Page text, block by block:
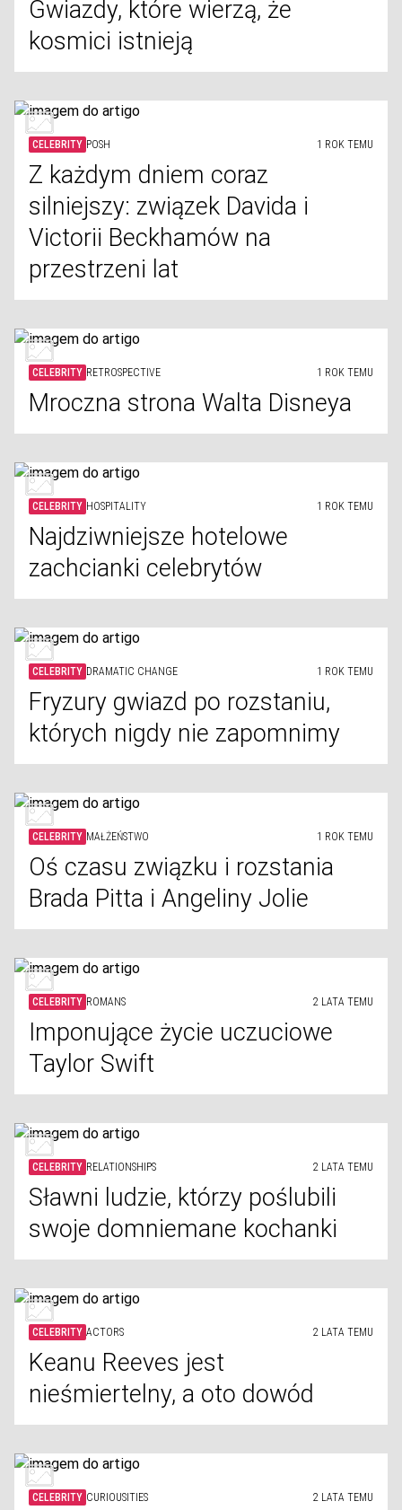
Gwiazdy, które wierzą, że
kosmici istnieją
CELEBRITY POSH 1 ROK TEMU
Z każdym dniem coraz
silniejszy: związek Davida i
Victorii Beckhamów na
przestrzeni lat
CELEBRITY RETROSPECTIVE 1 ROK TEMU
Mroczna strona Walta Disneya
CELEBRITY HOSPITALITY 1 ROK TEMU
Najdziwniejsze hotelowe
zachcianki celebrytów
CELEBRITY DRAMATIC CHANGE 1 ROK TEMU
Fryzury gwiazd po rozstaniu,
których nigdy nie zapomnimy
CELEBRITY MAŁŻEŃSTWO 1 ROK TEMU
Oś czasu związku i rozstania
Brada Pitta i Angeliny Jolie
CELEBRITY ROMANS 2 LATA TEMU
Imponujące życie uczuciowe
Taylor Swift
CELEBRITY RELATIONSHIPS 2 LATA TEMU
Sławni ludzie, którzy poślubili
swoje domniemane kochanki
CELEBRITY ACTORS 2 LATA TEMU
Keanu Reeves jest
nieśmiertelny, a oto dowód
CELEBRITY CURIOUSITIES 2 LATA TEMU